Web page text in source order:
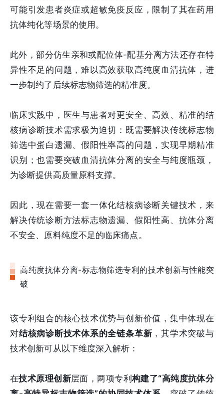
可能引发患者炎症或超敏免疫反应，限制了其在药用
抗体纯化等场景的使用。
此外，部分仿生亲和或配位体-配基分离方法还存在特
异性不足的问题，难以高效获取高纯度血清抗体，进
一步制约了后续标志物筛选的精准度。
临床实践中，医生与患者对更安全、高效、精准的结
核病诊断技术需求极为迫切：既需要解决传统标志物
筛选中蛋白遗漏、假阳性率高的问题，实现早期精准
识别；也需要突破血清抗体分离的安全与纯度瓶颈，
为诊断提供高质量原料支撑。
因此，现在需要一套一体化结核病诊断关键技术，来
解决传统诊断方法标志物遗漏、假阳性高、抗体分离
不安全、原料纯度不足的临床痛点。
高纯度抗体分离-标志物筛选专利的技术创新与性能突
破
该专利组合的核心技术优势与创新价值，集中体现在
对结核病诊断技术体系的全链条革新 ，其学术突破与
技术创新可从以下维度深入解析：
在技术原理创新层面，两项专利构建了“高纯度抗体分